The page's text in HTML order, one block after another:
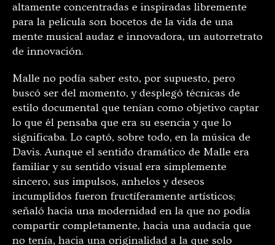
altamente concentradas e inspiradas libremente
para la película son bocetos de la vida de una
mente musical audaz e innovadora, un autorretrato
de innovación.
Malle no podía saber esto, por supuesto, pero
buscó ser del momento, y desplegó técnicas de
estilo documental que tenían como objetivo captar
lo que él pensaba que era su esencia y que lo
significaba. Lo captó, sobre todo, en la música de
Davis. Aunque el sentido dramático de Malle era
familiar y su sentido visual era simplemente
sincero, sus impulsos, anhelos y deseos
incumplidos fueron fructíferamente artísticos;
señaló hacia una modernidad en la que no podía
compartir completamente, hacia una audacia que
no tenía, hacia una originalidad a la que solo